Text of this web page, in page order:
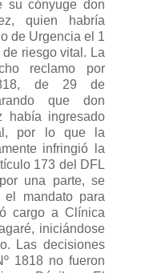
su cónyuge don
quien habría
de Urgencia el 1
riesgo vital. La
reclamo por
de 29 de
que don
había ingresado
por lo que la
infringió la
173 del DFL
una parte, se
mandato para
cargo a Clínica
iniciándose
Las decisiones
1818 no fueron